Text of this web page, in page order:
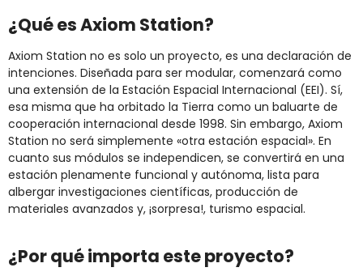
¿Qué es Axiom Station?
Axiom Station no es solo un proyecto, es una declaración de
intenciones. Diseñada para ser modular, comenzará como
una extensión de la Estación Espacial Internacional (EEI). Sí,
esa misma que ha orbitado la Tierra como un baluarte de
cooperación internacional desde 1998. Sin embargo, Axiom
Station no será simplemente «otra estación espacial». En
cuanto sus módulos se independicen, se convertirá en una
estación plenamente funcional y autónoma, lista para
albergar investigaciones científicas, producción de
materiales avanzados y, ¡sorpresa!, turismo espacial.
¿Por qué importa este proyecto?